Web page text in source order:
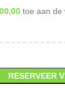
toe aan de
RESERVEER